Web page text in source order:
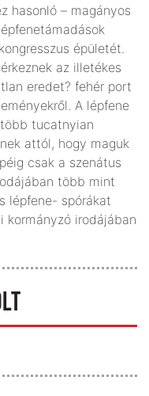
hasonló – magányos
épületét.
az illetékes
eredet? fehér port
A lépfene
tucatnyian
attól, hogy maguk
csak a szenátus
több mint
lépfene- spórákat
kormányzó irodájában